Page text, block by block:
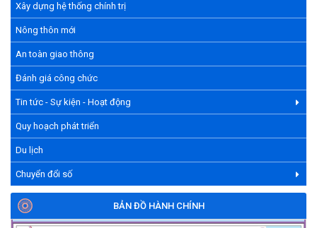
Xây dựng hệ thống chính trị
Nông thôn mới
An toàn giao thông
Đánh giá công chức
Tin tức - Sự kiện - Hoạt động
Quy hoạch phát triển
Du lịch
Chuyển đổi số
BẢN ĐỒ HÀNH CHÍNH